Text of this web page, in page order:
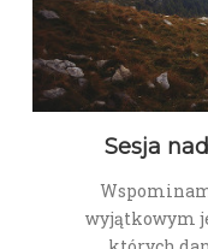
Sesja
wyjątkowym